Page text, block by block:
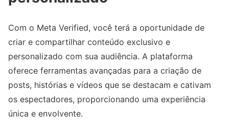
Com o Meta Verified, você terá a oportunidade de
criar e compartilhar conteúdo exclusivo e
personalizado com sua audiência. A plataforma
oferece ferramentas avançadas para a criação de
posts, histórias e vídeos que se destacam e cativam
os espectadores, proporcionando uma experiência
única e envolvente.